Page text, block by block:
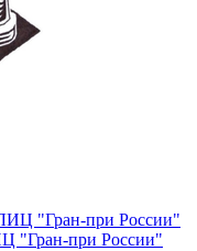
"Гран-при России"